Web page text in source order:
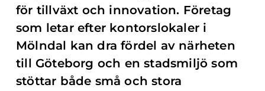
för tillväxt och innovation. Företag
som letar efter kontorslokaler i
Mölndal kan dra fördel av närheten
till Göteborg och en stadsmiljö som
stöttar både små och stora